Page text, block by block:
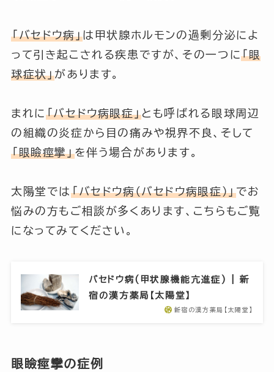
「バセドウ病」は甲状腺ホルモンの過剰分泌によ
って引き起こされる疾患ですが、その一つに「眼
球症状」があります。
まれに 「バセドウ病眼症」 とも呼ばれる眼球周辺
の組織の炎症から目の痛みや視界不良、そして
「眼瞼痙攣」を伴う場合があります。
太陽堂では 「バセドウ病（バセドウ病眼症）」でお
悩みの方もご相談が多くあります、こちらもご覧
になってみてください。
バセドウ病(甲状腺機能亢進症) | 新
宿の漢方薬局【太陽堂】
新宿の漢方薬局【太陽堂】
眼瞼痙攣の症例